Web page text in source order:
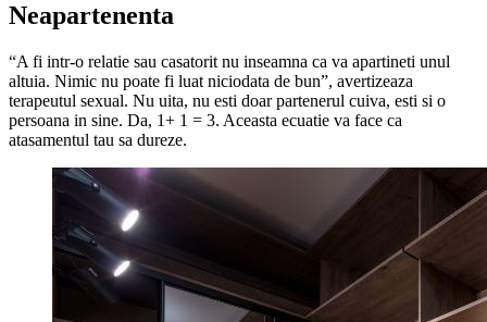
Neapartenenta
“A fi intr-o relatie sau casatorit nu inseamna ca va apartineti unul
altuia. Nimic nu poate fi luat niciodata de bun”, avertizeaza
terapeutul sexual. Nu uita, nu esti doar partenerul cuiva, esti si o
persoana in sine. Da, 1+ 1 = 3. Aceasta ecuatie va face ca
atasamentul tau sa dureze.